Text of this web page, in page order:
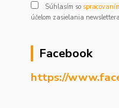
Súhlasím so
účelom zasielania
Facebook
https://